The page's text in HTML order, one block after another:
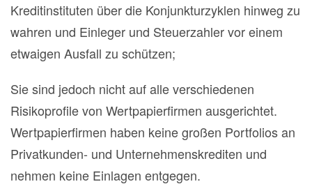
Kreditinstituten über die Konjunkturzyklen hinweg zu
wahren und Einleger und Steuerzahler vor einem
etwaigen Ausfall zu schützen;
Sie sind jedoch nicht auf alle verschiedenen
Risikoprofile von Wertpapierfirmen ausgerichtet.
Wertpapierfirmen haben keine großen Portfolios an
Privatkunden- und Unternehmenskrediten und
nehmen keine Einlagen entgegen.